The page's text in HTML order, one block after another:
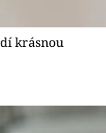
krásnou